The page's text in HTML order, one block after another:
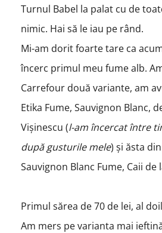
Turnul Babel la palat cu de
nimic. Hai să le iau pe rând.
Mi-am dorit foarte tare ca
încerc primul meu fume alb.
Carrefour două variante, am
Etika Fume, Sauvignon Blanc,
Vișinescu (l-am încercat între
după gusturile mele) și ăsta
Sauvignon Blanc Fume, Caii de
Primul sărea de 70 de lei, al
Am mers pe varianta mai